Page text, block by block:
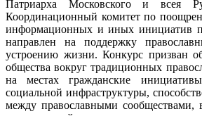
Патриарха Московского и всея
Координационный комитет по
информационных и иных инициатив
направлен на поддержку
устроению жизни. Конкурс призван
общества вокруг традиционных
на местах гражданские
социальной инфраструктуры,
между православными сообществами,